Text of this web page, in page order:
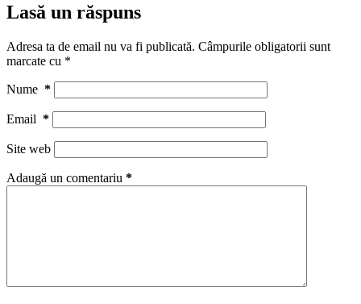
Lasă un răspuns
Adresa ta de email nu va fi publicată. Câmpurile obligatorii sunt
marcate cu *
Nume *
Email *
Site web
Adaugă un comentariu *